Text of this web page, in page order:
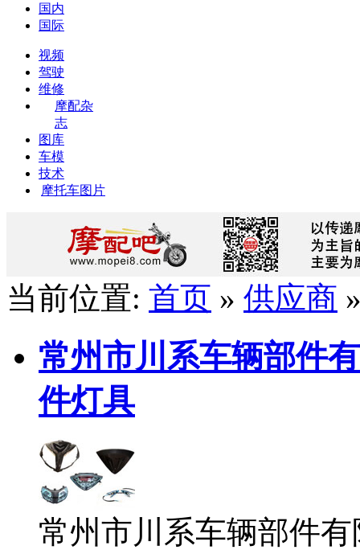
国内
国际
视频
驾驶
维修
摩配杂
志
图库
车模
技术
摩托车图片
当前位置: 首页 » 供应商
常州市川系车辆部件
件灯具
常州市川系车辆部件